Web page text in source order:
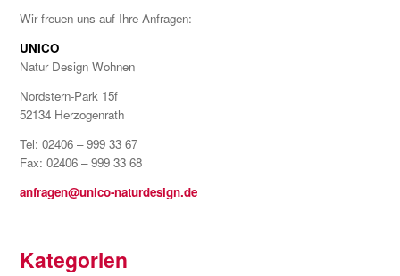
Wir freuen uns auf Ihre Anfragen:
UNICO
Natur Design Wohnen
Nordstern-Park 15f
52134 Herzogenrath
Tel: 02406 – 999 33 67
Fax: 02406 – 999 33 68
anfragen@unico-naturdesign.de
Kategorien